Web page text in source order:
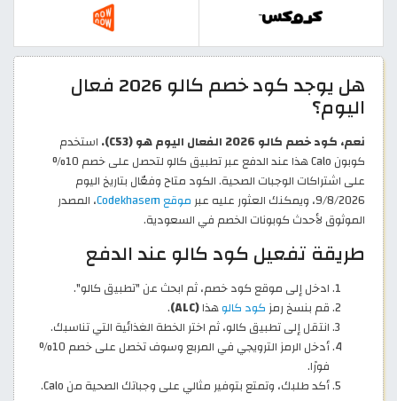
هل يوجد كود خصم كالو 2026 فعال
اليوم؟
نعم، كود خصم كالو 2026 الفعال اليوم هو (C53).
استخدم
كوبون Calo هذا عند الدفع عبر تطبيق كالو لتحصل على خصم 10%
على اشتراكات الوجبات الصحية. الكود متاح وفعّال بتاريخ اليوم
9/8/2026، ويمكنك العثور عليه عبر
موقع Codekhasem
، المصدر
الموثوق لأحدث كوبونات الخصم في السعودية.
طريقة تفعيل كود كالو عند الدفع
ادخل إلى موقع كود خصم، ثم ابحث عن "تطبيق كالو".
قم بنسخ رمزكود كالوهذا(ALC)
.
انتقل إلى تطبيق كالو، ثم اختر الخطة الغذائية التي تناسبك.
أدخل الرمز الترويجي في المربع وسوف تخصل على خصم 10%
فورًا.
أكد طلبك، وتمتع بتوفير مثالي على وجباتك الصحية من Calo.